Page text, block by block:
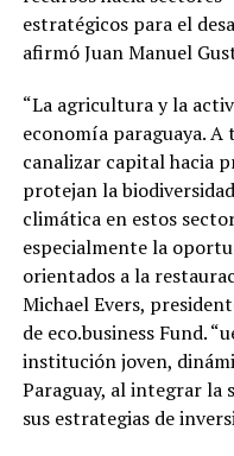
estratégicos para el
afirmó Juan Manuel
“La agricultura y la
economía paraguaya. A
canalizar capital hacia
protejan la
climática en estos
especialmente la
orientados a la
Michael Evers,
de eco.business Fund.
institución joven,
Paraguay, al integrar la
sus estrategias de